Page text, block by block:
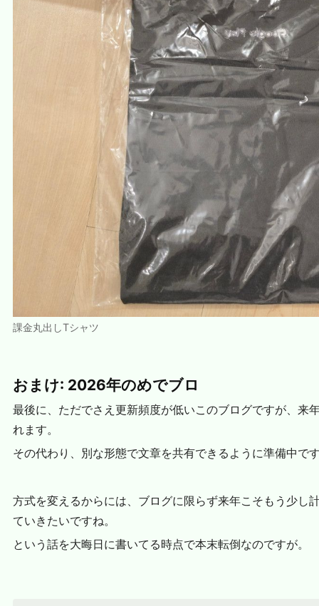
課金丸出しTシャツ
おまけ: 2026年のめでブロ
最後に、ただでさえ更新頻度が低いこのブログですが、来
れます。
その代わり、別な形態で文章を共有できるように準備中で
方式を変えるからには、ブログに限らず来年こそもう少し
ていきたいですね。
という話を大晦日に書いてる時点で本末転倒なのですが。